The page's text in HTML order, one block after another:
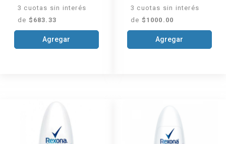
3 cuotas sin interés
de $683.33
Agregar
3 cuotas sin interés
de $1000.00
Agregar